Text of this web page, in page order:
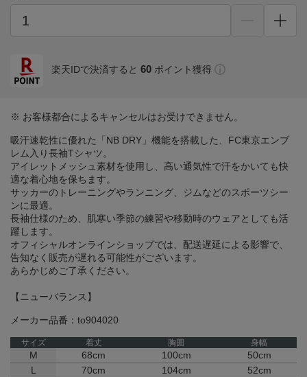
楽天IDで決済すると 60 ポイント獲得
※ お客様都合によるキャンセルはお受けできません。
吸汗速乾性に優れた「NB DRY」機能を搭載した、FC東京エンブ
レム入り長袖Tシャツ。
アイレットメッシュ素材を使用し、高い通気性で汗をかいても快
適な着心地を保ちます。
サッカーのトレーニングやランニング、ジムなどのスポーツシー
ンに最適。
長袖仕様のため、肌寒い季節の練習や移動時のウェアとしても活
躍します。
オフィシャルオンラインショップでは、配送遅延による影響で、
告知なく販売が遅れる可能性がございます。
あらかじめご了承ください。
【ニューバランス】
メーカー品番：to904020
サイズ 着丈 胸囲 身幅
M 68cm 100cm
50cm
L
70cm 104cm
52cm